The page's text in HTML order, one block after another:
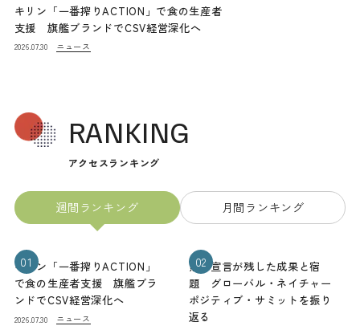
キリン「一番搾りACTION」で食の生産者
支援 旗艦ブランドでCSV経営深化へ
2026.07.30 ニュース
RANKING
アクセスランキング
週間ランキング 月間ランキング
01
キリン「一番搾りACTION」
で食の生産者支援 旗艦ブラ
ンドでCSV経営深化へ
2026.07.30 ニュース
02
熊本宣言が残した成果と宿
題 グローバル・ネイチャー
ポジティブ・サミットを振り
返る